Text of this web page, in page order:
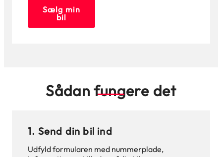
Sælg min
bil
Sådan fungere det
1. Send din bil ind
Udfyld formularen med nummerplade,